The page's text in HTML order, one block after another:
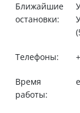
Ближайшие
остановки:
Телефоны:
Время
работы: